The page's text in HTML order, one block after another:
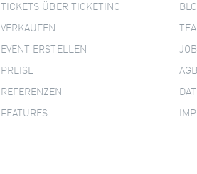
TICKETS ÜBER TICKETINO
VERKAUFEN
EVENT ERSTELLEN
PREISE
REFERENZEN
FEATURES
AGB